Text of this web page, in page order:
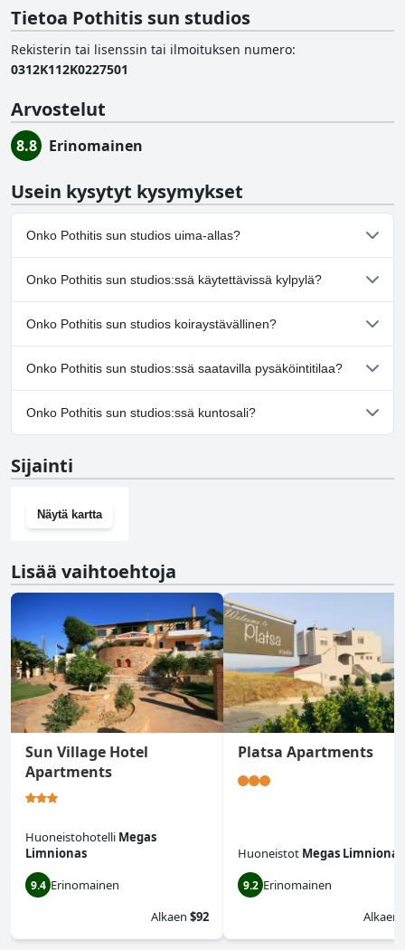
Tietoa Pothitis sun studios
Rekisterin tai lisenssin tai ilmoituksen numero:
0312Κ112Κ0227501
Arvostelut
8.8 Erinomainen
Usein kysytyt kysymykset
Onko Pothitis sun studios uima-allas?
Ei, Pothitis sun studios ei ole uima-allasta.
Onko Pothitis sun studios:ssä käytettävissä kylpylä?
Ei, Pothitis sun studios ei tarjoa kylpylää.
Onko Pothitis sun studios koiraystävällinen?
Ei, Pothitis sun studios ei salli koiria.
Onko Pothitis sun studios:ssä saatavilla pysäköintitilaa?
Ei, Pothitis sun studios ei tarjoa pysäköintimahdollisuutta.
Onko Pothitis sun studios:ssä kuntosali?
Sijainti
Näytä kartta
Lisää vaihtoehtoja
Sun Village Hotel
Apartments
Huoneistohotelli Megas
Limnionas
9.4 Erinomainen
Alkaen $92
Platsa Apartments
Huoneistot Megas Limnionas
9.2 Erinomainen
Alkaen